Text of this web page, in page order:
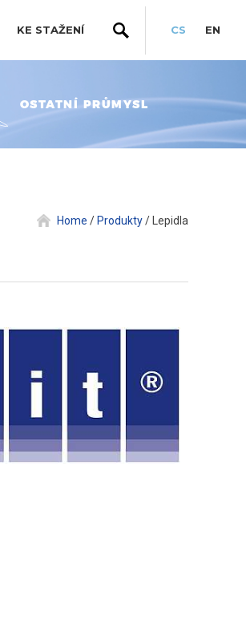
KE STAŽENÍ CS EN
OSTATNÍ PRŮMYSL
Home / Produkty/ Lepidla